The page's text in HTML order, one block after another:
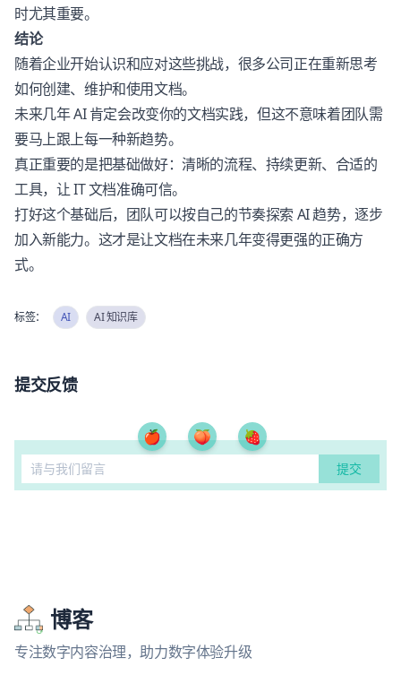
时尤其重要。
结论
随着企业开始认识和应对这些挑战，很多公司正在重新思考
如何创建、维护和使用文档。
未来几年 AI 肯定会改变你的文档实践，但这不意味着团队需
要马上跟上每一种新趋势。
真正重要的是把基础做好：清晰的流程、持续更新、合适的
工具，让 IT 文档准确可信。
打好这个基础后，团队可以按自己的节奏探索 AI 趋势，逐步
加入新能力。这才是让文档在未来几年变得更强的正确方
式。
标签： AI AI 知识库
提交反馈
🍎 🍑 🍓
博客
专注数字内容治理，助力数字体验升级